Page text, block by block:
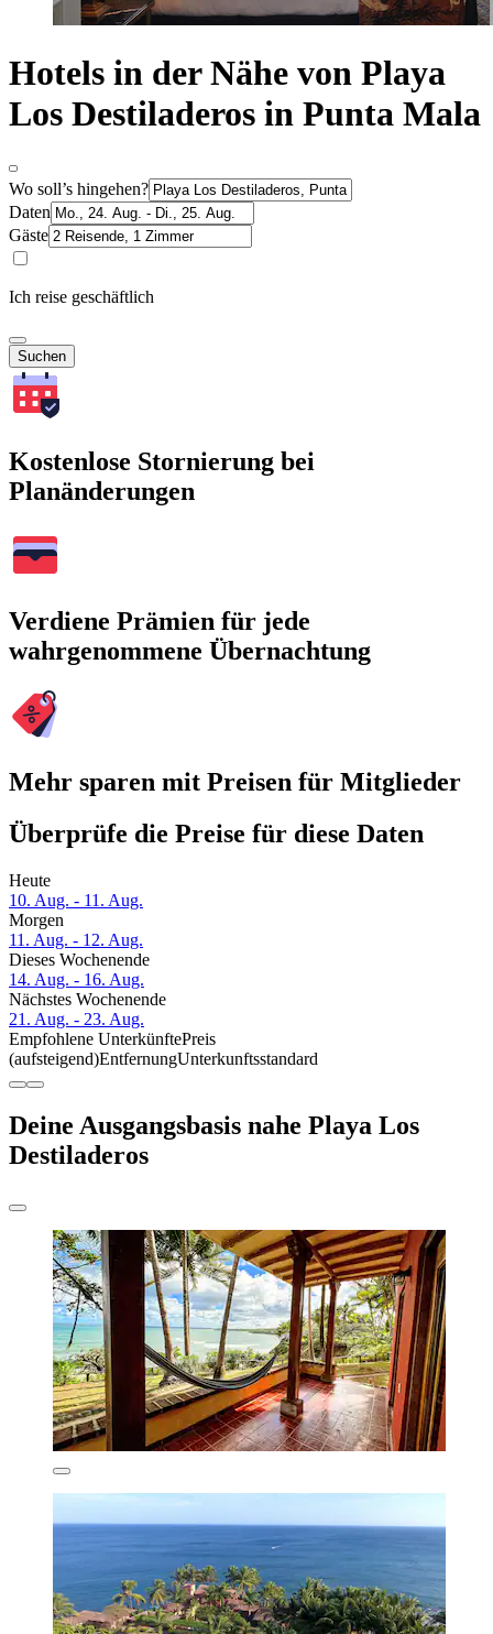
Hotels in der Nähe von Playa
Los Destiladeros in Punta Mala
Wo soll’s hingehen?
Daten
Gäste
Ich reise geschäftlich
Suchen
Kostenlose Stornierung bei
Planänderungen
Verdiene Prämien für jede
wahrgenommene Übernachtung
Mehr sparen mit Preisen für Mitglieder
Überprüfe die Preise für diese Daten
Heute
10. Aug. - 11. Aug.
Morgen
11. Aug. - 12. Aug.
Dieses Wochenende
14. Aug. - 16. Aug.
Nächstes Wochenende
21. Aug. - 23. Aug.
Empfohlene UnterkünftePreis
(aufsteigend)EntfernungUnterkunftsstandard
Deine Ausgangsbasis nahe Playa Los
Destiladeros